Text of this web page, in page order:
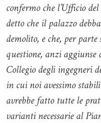
confermo che l’Ufficio
detto che il palazzo
demolito, e che, per
questione, anzi
Collegio degli ingegneri
in cui noi avessimo
avrebbe fatto tutte le
varianti necessarie al